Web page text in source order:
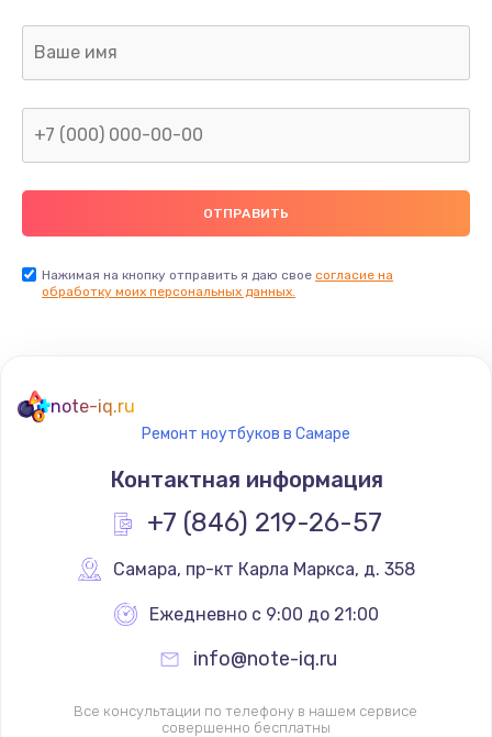
Нажимая на кнопку отправить я даю свое согласие на
обработку моих персональных данных.
note-iq.ru
Ремонт ноутбуков в Самаре
Контактная информация
+7 (846) 219-26-57
Самара, пр-кт Карла Маркса, д. 358
Ежедневно с 9:00 до 21:00
info@note-iq.ru
Все консультации по телефону в нашем сервисе
совершенно бесплатны